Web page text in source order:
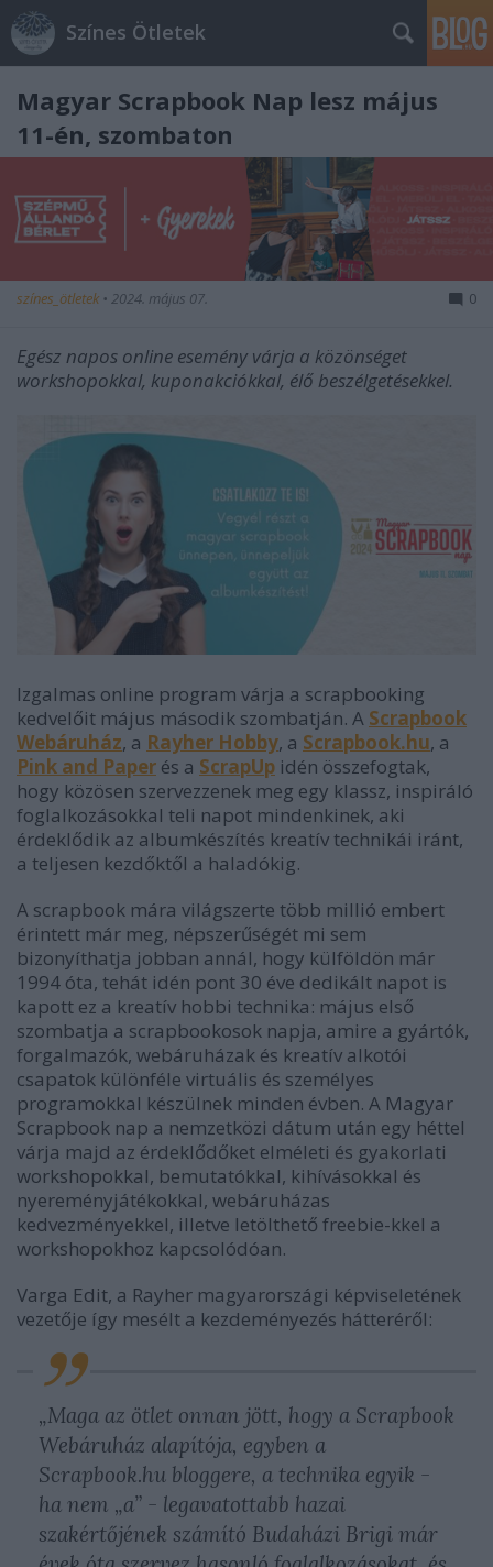
Színes Ötletek
Magyar Scrapbook Nap lesz május
11-én, szombaton
színes_ötletek • 2024. május 07. 0
Egész napos online esemény várja a közönséget
workshopokkal, kuponakciókkal, élő beszélgetésekkel.
Izgalmas online program várja a scrapbooking
kedvelőit május második szombatján. A Scrapbook
Webáruház, a Rayher Hobby, a Scrapbook.hu, a
Pink and Paper és a ScrapUp idén összefogtak,
hogy közösen szervezzenek meg egy klassz, inspiráló
foglalkozásokkal teli napot mindenkinek, aki
érdeklődik az albumkészítés kreatív technikái iránt,
a teljesen kezdőktől a haladókig.
A scrapbook mára világszerte több millió embert
érintett már meg, népszerűségét mi sem
bizonyíthatja jobban annál, hogy külföldön már
1994 óta, tehát idén pont 30 éve dedikált napot is
kapott ez a kreatív hobbi technika: május első
szombatja a scrapbookosok napja, amire a gyártók,
forgalmazók, webáruházak és kreatív alkotói
csapatok különféle virtuális és személyes
programokkal készülnek minden évben. A Magyar
Scrapbook nap a nemzetközi dátum után egy héttel
várja majd az érdeklődőket elméleti és gyakorlati
workshopokkal, bemutatókkal, kihívásokkal és
nyereményjátékokkal, webáruházas
kedvezményekkel, illetve letölthető freebie-kkel a
workshopokhoz kapcsolódóan.
Varga Edit, a Rayher magyarországi képviseletének
vezetője így mesélt a kezdeményezés hátteréről:
„Maga az ötlet onnan jött, hogy a Scrapbook
Webáruház alapítója, egyben a
Scrapbook.hu bloggere, a technika egyik -
ha nem „a” - legavatottabb hazai
szakértőjének számító Budaházi Brigi már